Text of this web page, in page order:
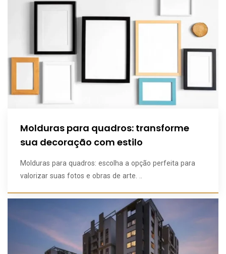
Molduras para quadros: transforme
sua decoração com estilo
Molduras para quadros: escolha a opção perfeita para
valorizar suas fotos e obras de arte. ..